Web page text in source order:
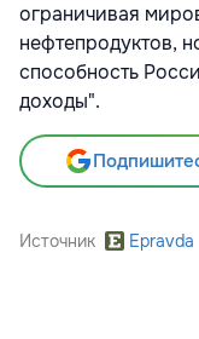
ограничивая
нефтепродуктов,
способность
доходы".
Источник Epravda